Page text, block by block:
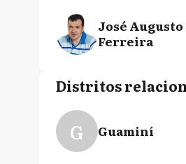
José Augusto
Ferreira
Distritos
G Guaminí